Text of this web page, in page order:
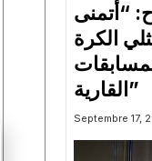
“أتمنى
الكرة
القارية”
Septembre 17,